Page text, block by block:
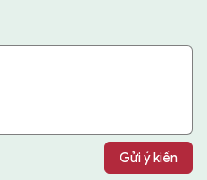
Gửi ý kiến